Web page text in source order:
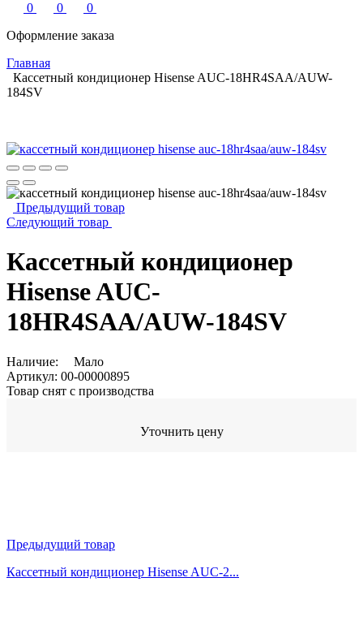
0
0
0
Оформление заказа
Главная
Кассетный кондиционер Hisense AUC-18HR4SAA/AUW-
184SV
Предыдущий товар
Следующий товар
Кассетный кондиционер
Hisense AUC-
18HR4SAA/AUW-184SV
Наличие:
Мало
Артикул: 00-00000895
Товар снят с производства
Уточнить цену
Предыдущий товар
Кассетный кондиционер Hisense AUC-2...